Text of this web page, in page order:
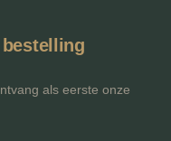
als eerste onze